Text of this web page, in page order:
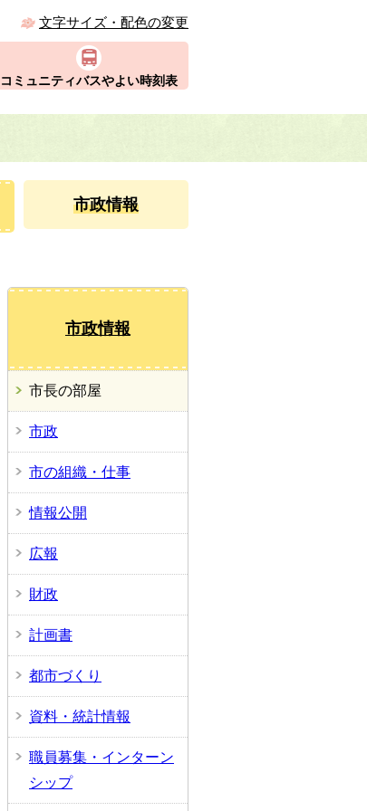
文字サイズ・配色の変更
コミュニティバスやよい時刻表
市政情報
市政情報
市長の部屋
市政
市の組織・仕事
情報公開
広報
財政
計画書
都市づくり
資料・統計情報
職員募集・インターン
シップ